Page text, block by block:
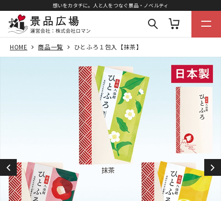
想いをカタチに。人と人をつなぐ景品・ノベルティ
HOME 商品一覧 ひとふろ１包入【抹茶】